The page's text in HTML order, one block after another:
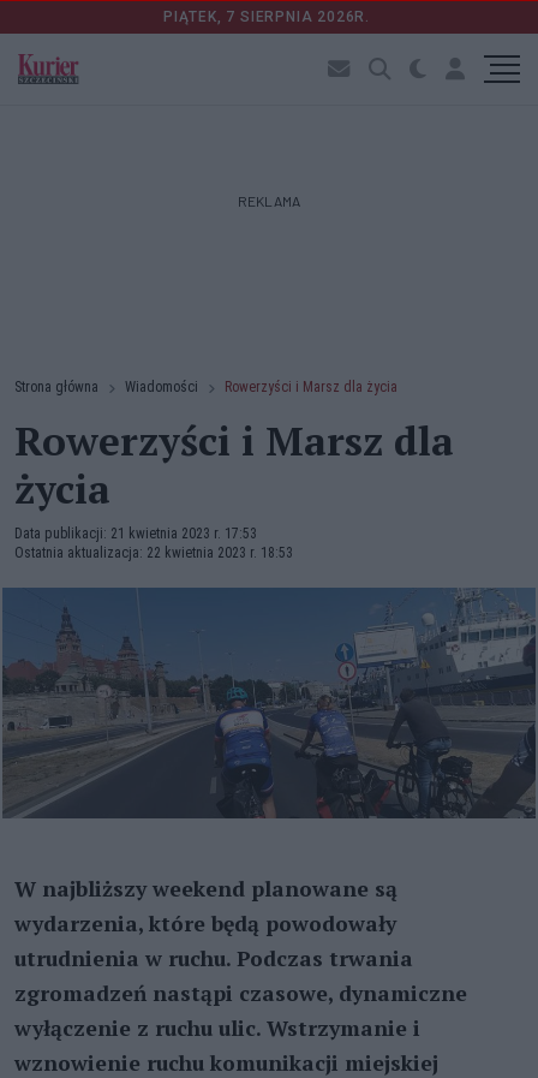
PIĄTEK, 7 SIERPNIA 2026R.
REKLAMA
Strona główna Wiadomości Rowerzyści i Marsz dla życia
Rowerzyści i Marsz dla
życia
Data publikacji: 21 kwietnia 2023 r. 17:53
Ostatnia aktualizacja: 22 kwietnia 2023 r. 18:53
W najbliższy weekend planowane są
wydarzenia, które będą powodowały
utrudnienia w ruchu. Podczas trwania
zgromadzeń nastąpi czasowe, dynamiczne
wyłączenie z ruchu ulic. Wstrzymanie i
wznowienie ruchu komunikacji miejskiej